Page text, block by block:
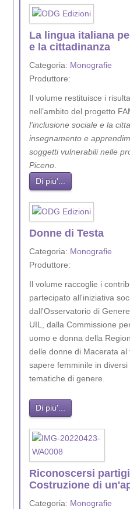
La lingua italiana
e la cittadinanza
Categoria: Monografie
Produttore:
Il volume restituisce i
nell’ambito del progetto
l’inclusione sociale e la
insegnamento e
soggetti vulnerabili nelle
Piceno.
Di piu'...
Donne di Testa
Categoria: Monografie
Produttore:
Il volume raccoglie i
partecipato all'iniziativa
dall'Osservatorio di
UIL, dalla Commissione
uomo e donna della
delle donne di Macerata
sapere femminile in
tematiche di genere.
Di piu'...
Riconoscersi
Costruzione di
Categoria: Monografie